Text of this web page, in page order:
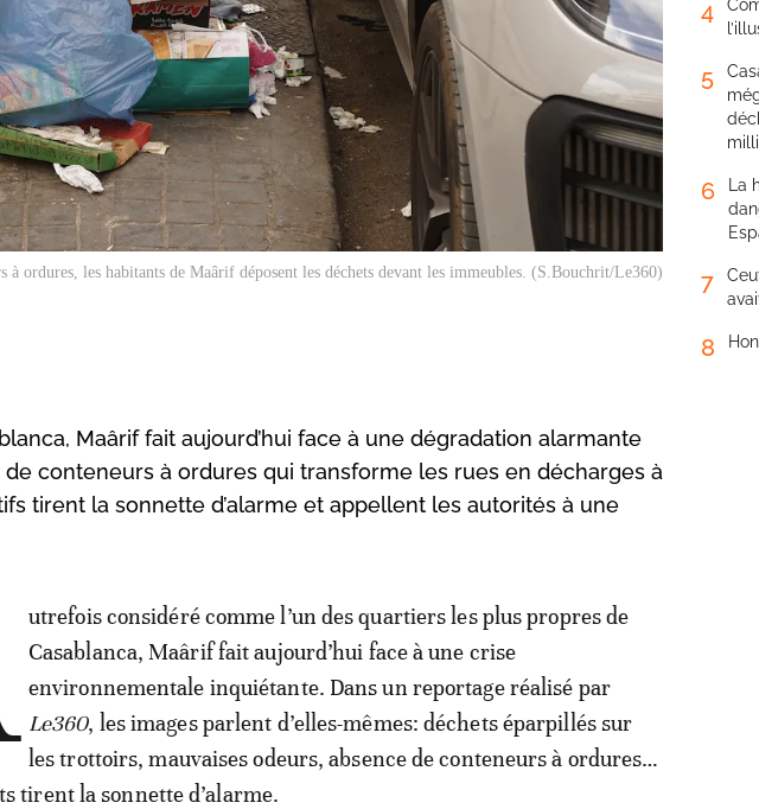
à ordures, les habitants de Maârif déposent les déchets devant les immeubles. (S.Bouchrit/Le360)
Maârif fait aujourd’hui face à une dégradation alarmante
de conteneurs à ordures qui transforme les rues en décharges à
tirent la sonnette d’alarme et appellent les autorités à une
utrefois considéré comme l’un des quartiers les plus propres de
Casablanca, Maârif fait aujourd’hui face à une crise
environnementale inquiétante. Dans un reportage réalisé par
Le360, les images parlent d’elles-mêmes: déchets éparpillés sur
les trottoirs, mauvaises odeurs, absence de conteneurs à ordures…
tirent la sonnette d’alarme.
4
5
6
7
8